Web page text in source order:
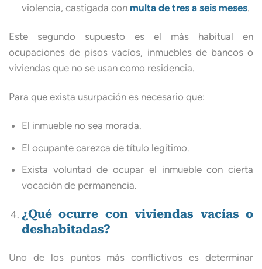
violencia, castigada con multa de tres a seis meses.
Este segundo supuesto es el más habitual en
ocupaciones de pisos vacíos, inmuebles de bancos o
viviendas que no se usan como residencia.
Para que exista usurpación es necesario que:
El inmueble no sea morada.
El ocupante carezca de título legítimo.
Exista voluntad de ocupar el inmueble con cierta
vocación de permanencia.
¿Qué ocurre con viviendas vacías o
deshabitadas?
Uno de los puntos más conflictivos es determinar